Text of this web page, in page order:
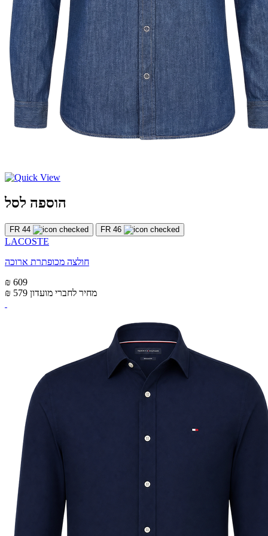
הוספה לסל
FR 44 FR 46
LACOSTE
חולצה מכופתרת ארוכה
₪ 609
₪ 579 מחיר לחברי מועדון